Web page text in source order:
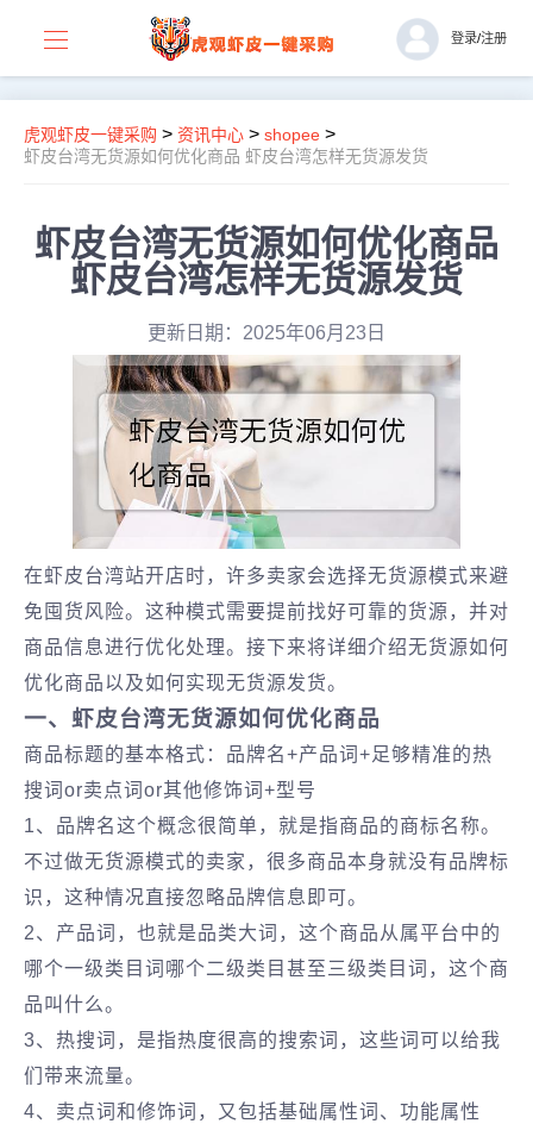
登录/注册
虎观虾皮一键采购 > 资讯中心 > shopee >
虾皮台湾无货源如何优化商品 虾皮台湾怎样无货源发货
虾皮台湾无货源如何优化商品
虾皮台湾怎样无货源发货
更新日期：2025年06月23日
在虾皮台湾站开店时，许多卖家会选择无货源模式来避
免囤货风险。这种模式需要提前找好可靠的货源，并对
商品信息进行优化处理。接下来将详细介绍无货源如何
优化商品以及如何实现无货源发货。
一、虾皮台湾无货源如何优化商品
商品标题的基本格式：品牌名+产品词+足够精准的热
搜词or卖点词or其他修饰词+型号
1、品牌名这个概念很简单，就是指商品的商标名称。
不过做无货源模式的卖家，很多商品本身就没有品牌标
识，这种情况直接忽略品牌信息即可。
2、产品词，也就是品类大词，这个商品从属平台中的
哪个一级类目词哪个二级类目甚至三级类目词，这个商
品叫什么。
3、热搜词，是指热度很高的搜索词，这些词可以给我
们带来流量。
4、卖点词和修饰词，又包括基础属性词、功能属性